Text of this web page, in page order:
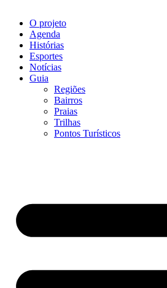
O projeto
Agenda
Histórias
Esportes
Notícias
Guia
Regiões
Bairros
Praias
Trilhas
Pontos Turísticos